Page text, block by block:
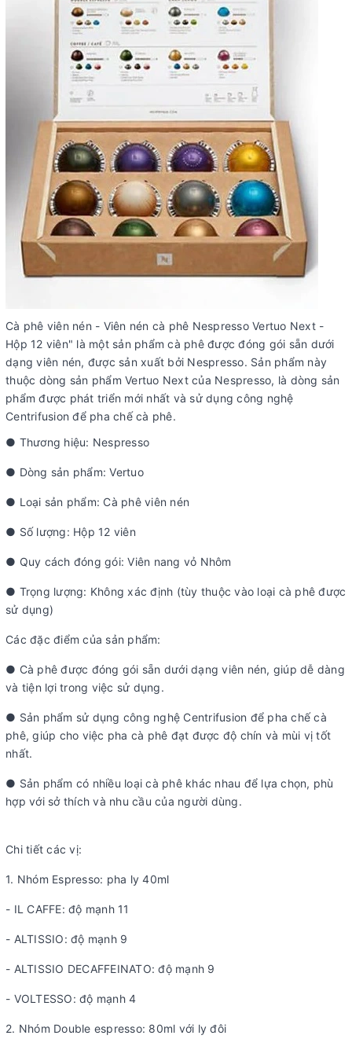
Cà phê viên nén - Viên nén cà phê Nespresso Vertuo Next -
Hộp 12 viên" là một sản phẩm cà phê được đóng gói sẵn dưới
dạng viên nén, được sản xuất bởi Nespresso. Sản phẩm này
thuộc dòng sản phẩm Vertuo Next của Nespresso, là dòng sản
phẩm được phát triển mới nhất và sử dụng công nghệ
Centrifusion để pha chế cà phê.
● Thương hiệu: Nespresso
● Dòng sản phẩm: Vertuo
● Loại sản phẩm: Cà phê viên nén
● Số lượng: Hộp 12 viên
● Quy cách đóng gói: Viên nang vỏ Nhôm
● Trọng lượng: Không xác định (tùy thuộc vào loại cà phê được
sử dụng)
Các đặc điểm của sản phẩm:
● Cà phê được đóng gói sẵn dưới dạng viên nén, giúp dễ dàng
và tiện lợi trong việc sử dụng.
● Sản phẩm sử dụng công nghệ Centrifusion để pha chế cà
phê, giúp cho việc pha cà phê đạt được độ chín và mùi vị tốt
nhất.
● Sản phẩm có nhiều loại cà phê khác nhau để lựa chọn, phù
hợp với sở thích và nhu cầu của người dùng.
Chi tiết các vị:
1. Nhóm Espresso: pha ly 40ml
- IL CAFFE: độ mạnh 11
- ALTISSIO: độ mạnh 9
- ALTISSIO DECAFFEINATO: độ mạnh 9
- VOLTESSO: độ mạnh 4
2. Nhóm Double espresso: 80ml với ly đôi